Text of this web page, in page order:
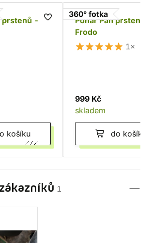
prstenů -
košíku
360° fotka
Pohár Pán prstenů -
Frodo
1×
999 Kč
skladem
do košíku
1